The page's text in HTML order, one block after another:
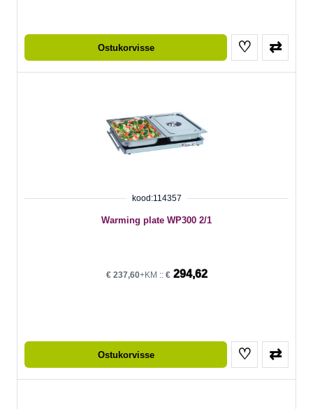
Ostukorvisse ♡ ⇄
kood:114357
Warming plate WP300 2/1
€237,60+KM :: €294,62
Ostukorvisse ♡ ⇄